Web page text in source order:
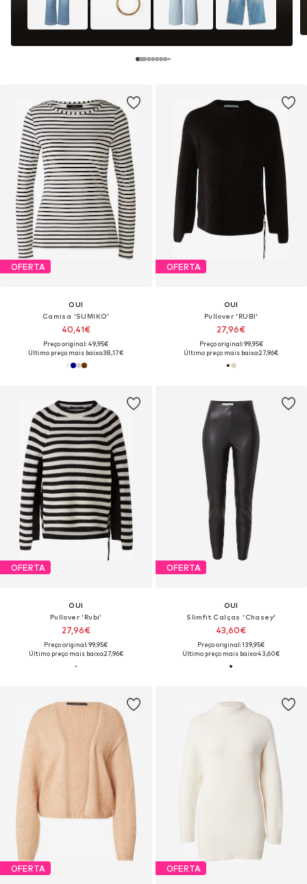
OFERTA
OUI
Camisa 'SUMIKO'
40,41€
Preço original: 49,95€
Último preço mais baixo:38,17€
OFERTA
OUI
Pullover 'RUBI'
27,96€
Preço original: 99,95€
Último preço mais baixo:27,96€
OFERTA
OUI
Pullover 'Rubi'
27,96€
Preço original: 99,95€
Último preço mais baixo:27,96€
OFERTA
OUI
Slimfit Calças 'Chasey'
43,60€
Preço original: 139,95€
Último preço mais baixo:43,60€
OFERTA OFERTA